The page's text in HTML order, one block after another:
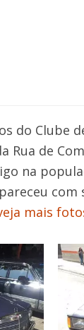
do Clube
de
na
com
mais